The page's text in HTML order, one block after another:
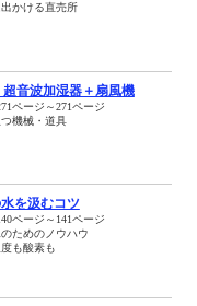
かける直売所
音波加湿器＋扇風機
ページ～271ページ
機械・道具
を汲むコツ
ページ～141ページ
ためのノウハウ
も酸素も